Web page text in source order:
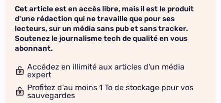
Cet article est en accès libre, mais il est le produit
d'une rédaction qui ne travaille que pour ses
lecteurs, sur un média sans pub et sans tracker.
Soutenez le journalisme tech de qualité en vous
abonnant.
Accédez en illimité aux articles d'un média
expert
Profitez d'au moins 1 To de stockage pour vos
sauvegardes